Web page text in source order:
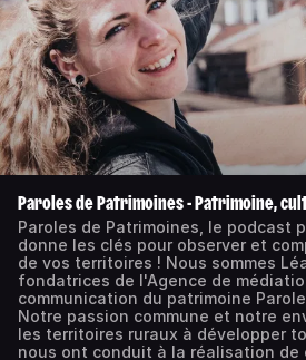
Paroles de Patrimoines - Patrimoine,
Paroles de Patrimoines, le podcast
donne les clés pour observer et
de vos territoires ! Nous sommes
fondatrices de l'Agence de
communication du patrimoine
Notre passion commune et notre
les territoires ruraux à développer
nous ont conduit à la réalisation de